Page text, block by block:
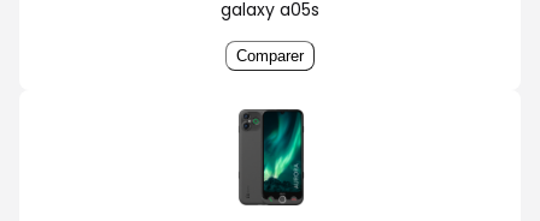
galaxy a05s
Comparer